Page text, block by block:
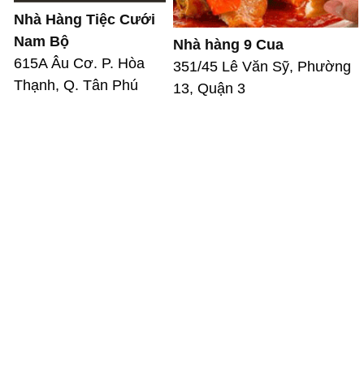
Nhà Hàng Tiệc Cưới
Nam Bộ
615A Âu Cơ. P. Hòa
Thạnh, Q. Tân Phú
Nhà hàng 9 Cua
351/45 Lê Văn Sỹ, Phường
13, Quận 3